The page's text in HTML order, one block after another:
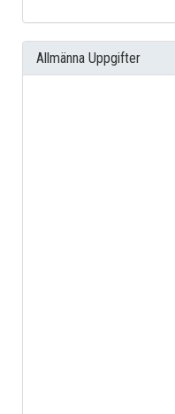
Allmänna Uppgifter